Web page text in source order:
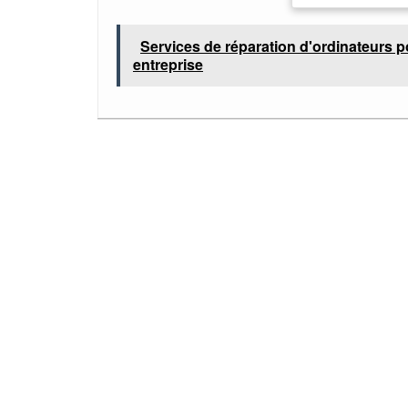
Services de réparation d'ordinateurs
entreprise